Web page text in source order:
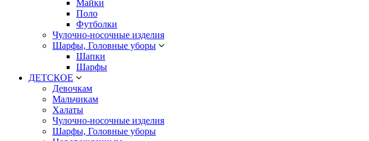
Майки
Поло
Футболки
Чулочно-носочные изделия
Шарфы, Головные уборы
Шапки
Шарфы
ДЕТСКОЕ
Девочкам
Мальчикам
Халаты
Чулочно-носочные изделия
Шарфы, Головные уборы